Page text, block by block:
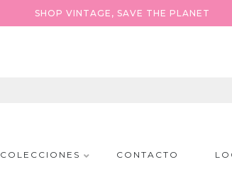
SHOP VINTAGE, SAVE THE PLANET
COLECCIONES CONTACTO